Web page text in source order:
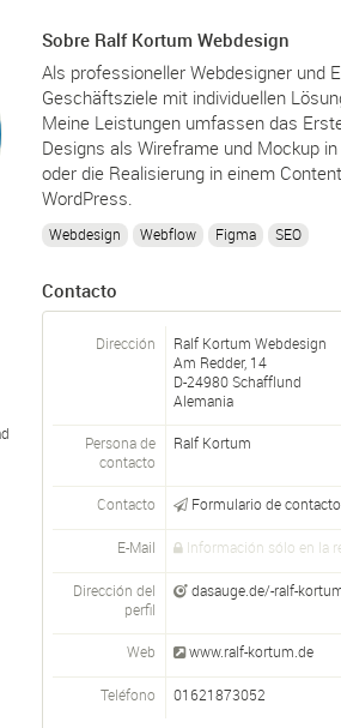
Sobre Ralf Kortum Webdesign
Als professioneller Webdesigner und
Geschäftsziele mit individuellen
Meine Leistungen umfassen das
Designs als Wireframe und Mockup
oder die Realisierung in einem
WordPress.
Webdesign Webflow Figma SEO
Contacto
Dirección
Ralf Kortum Webdesign
Am Redder, 14
D-24980Schafflund
Alemania
Persona de
contacto
Ralf Kortum
Contacto Formulario de contacto
E-Mail Información sólo en la
Dirección del
perfil
dasauge.de/-ralf-
Web www.ralf-kortum.de
Teléfono 01621873052